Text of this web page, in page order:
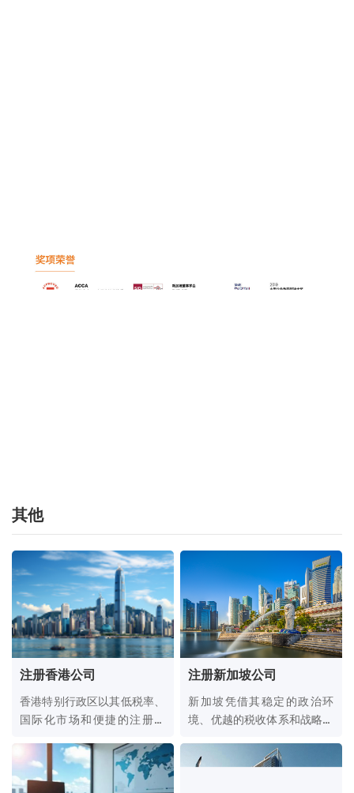
其他
注册香港公司
香港特别行政区以其低税率、
国际化市场和便捷的注册流
注册新加坡公司
新加坡凭借其稳定的政治环
境、优越的税收体系和战略性
设立区域总部的首选之地。